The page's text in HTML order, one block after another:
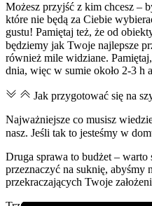
Możesz przyjść z kim chcesz –
które nie będą za Ciebie
gustu! Pamiętaj też, że od
będziemy jak Twoje najlepsze
również mile widziane.
dnia, więc w sumie około 2-3 h
Jak przygotować się na
Najważniejsze co musisz
nasz. Jeśli tak to jesteśmy w
Druga sprawa to budżet – warto
przeznaczyć na suknię, abyśmy
przekraczających Twoje